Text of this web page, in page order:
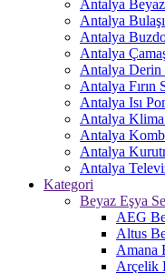
Antalya
Antalya
Antalya
Antalya
Antalya Derin
Antalya Fırın
Antalya Isı
Antalya
Antalya
Antalya
Antalya
Kategori
Beyaz Eşya
AEG
Altus
Amana
Arçelik